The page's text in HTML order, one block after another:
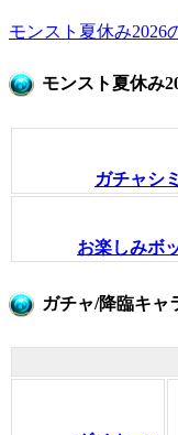
モンスト夏休み2026
モンスト夏休み
ガチャシ
お楽しみボ
ガチャ/降臨キャ